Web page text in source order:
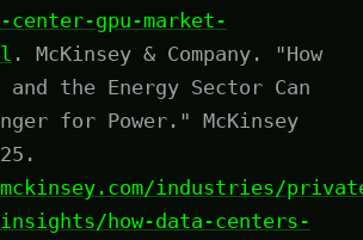
center-gpu-market-
. McKinsey & Company. "How
and the Energy Sector Can
for Power." McKinsey
industries/
how-data-centers-